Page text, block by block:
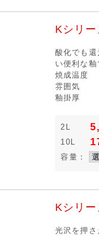
Kシリ
酸化でも
い便利な釉
焼成温度
雰囲気
釉掛厚
2L
10L
容量：
Kシリ
光沢を押さ